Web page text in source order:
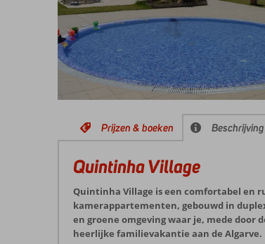
Prijzen & boeken Beschrijving
Quintinha Village
Quintinha Village is een comfortabel en
kamerappartementen, gebouwd in
en groene omgeving waar je, mede
heerlijke familievakantie aan de Algarve.